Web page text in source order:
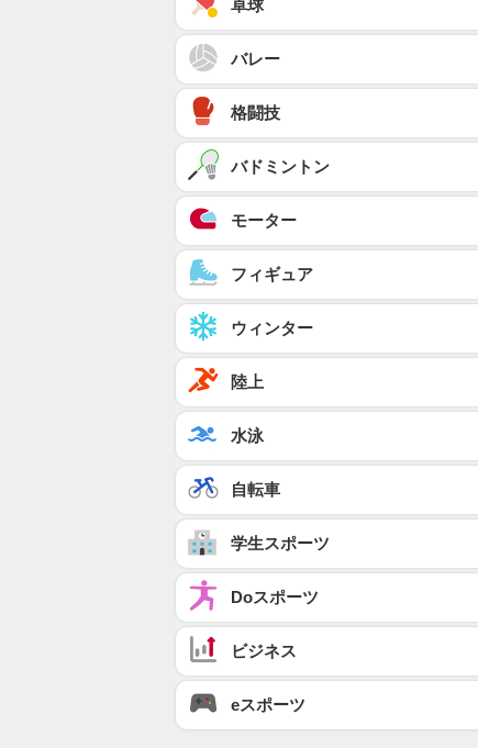
卓球
バレー
格闘技
バドミントン
モーター
フィギュア
ウィンター
陸上
水泳
自転車
学生スポーツ
Doスポーツ
ビジネス
eスポーツ